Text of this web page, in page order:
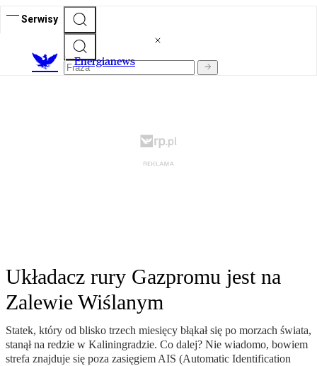
Serwisy
Energianews
Układacz rury Gazpromu jest na
Zalewie Wiślanym
Statek, który od blisko trzech miesięcy błąkał się po morzach świata,
stanął na redzie w Kaliningradzie. Co dalej? Nie wiadomo, bowiem
strefa znajduje się poza zasięgiem AIS (Automatic Identification